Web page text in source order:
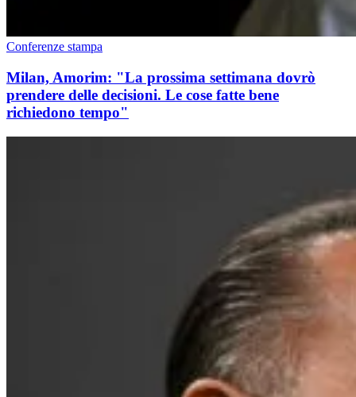
Conferenze stampa
Milan, Amorim: "La prossima settimana dovrò
prendere delle decisioni. Le cose fatte bene
richiedono tempo"